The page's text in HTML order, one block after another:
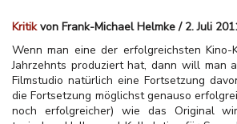
Kritikvon Frank-Michael Helmke / 2. Juli
Wenn man eine der erfolgreichsten Kino-
Jahrzehnts produziert hat, dann will man
Filmstudio natürlich eine Fortsetzung
die Fortsetzung möglichst genauso
noch erfolgreicher) wie das Original